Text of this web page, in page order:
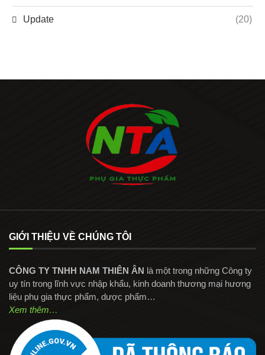
Update (20)
GIỚI THIỆU VỀ CHÚNG TÔI
CÔNG TY TNHH NAM THIÊN ÂN là một trong những Công ty
uy tín trong lĩnh vực nhập khẩu, kinh doanh thương mại hương
liệu phụ gia thực phẩm, dược phẩm…
Xem thêm…